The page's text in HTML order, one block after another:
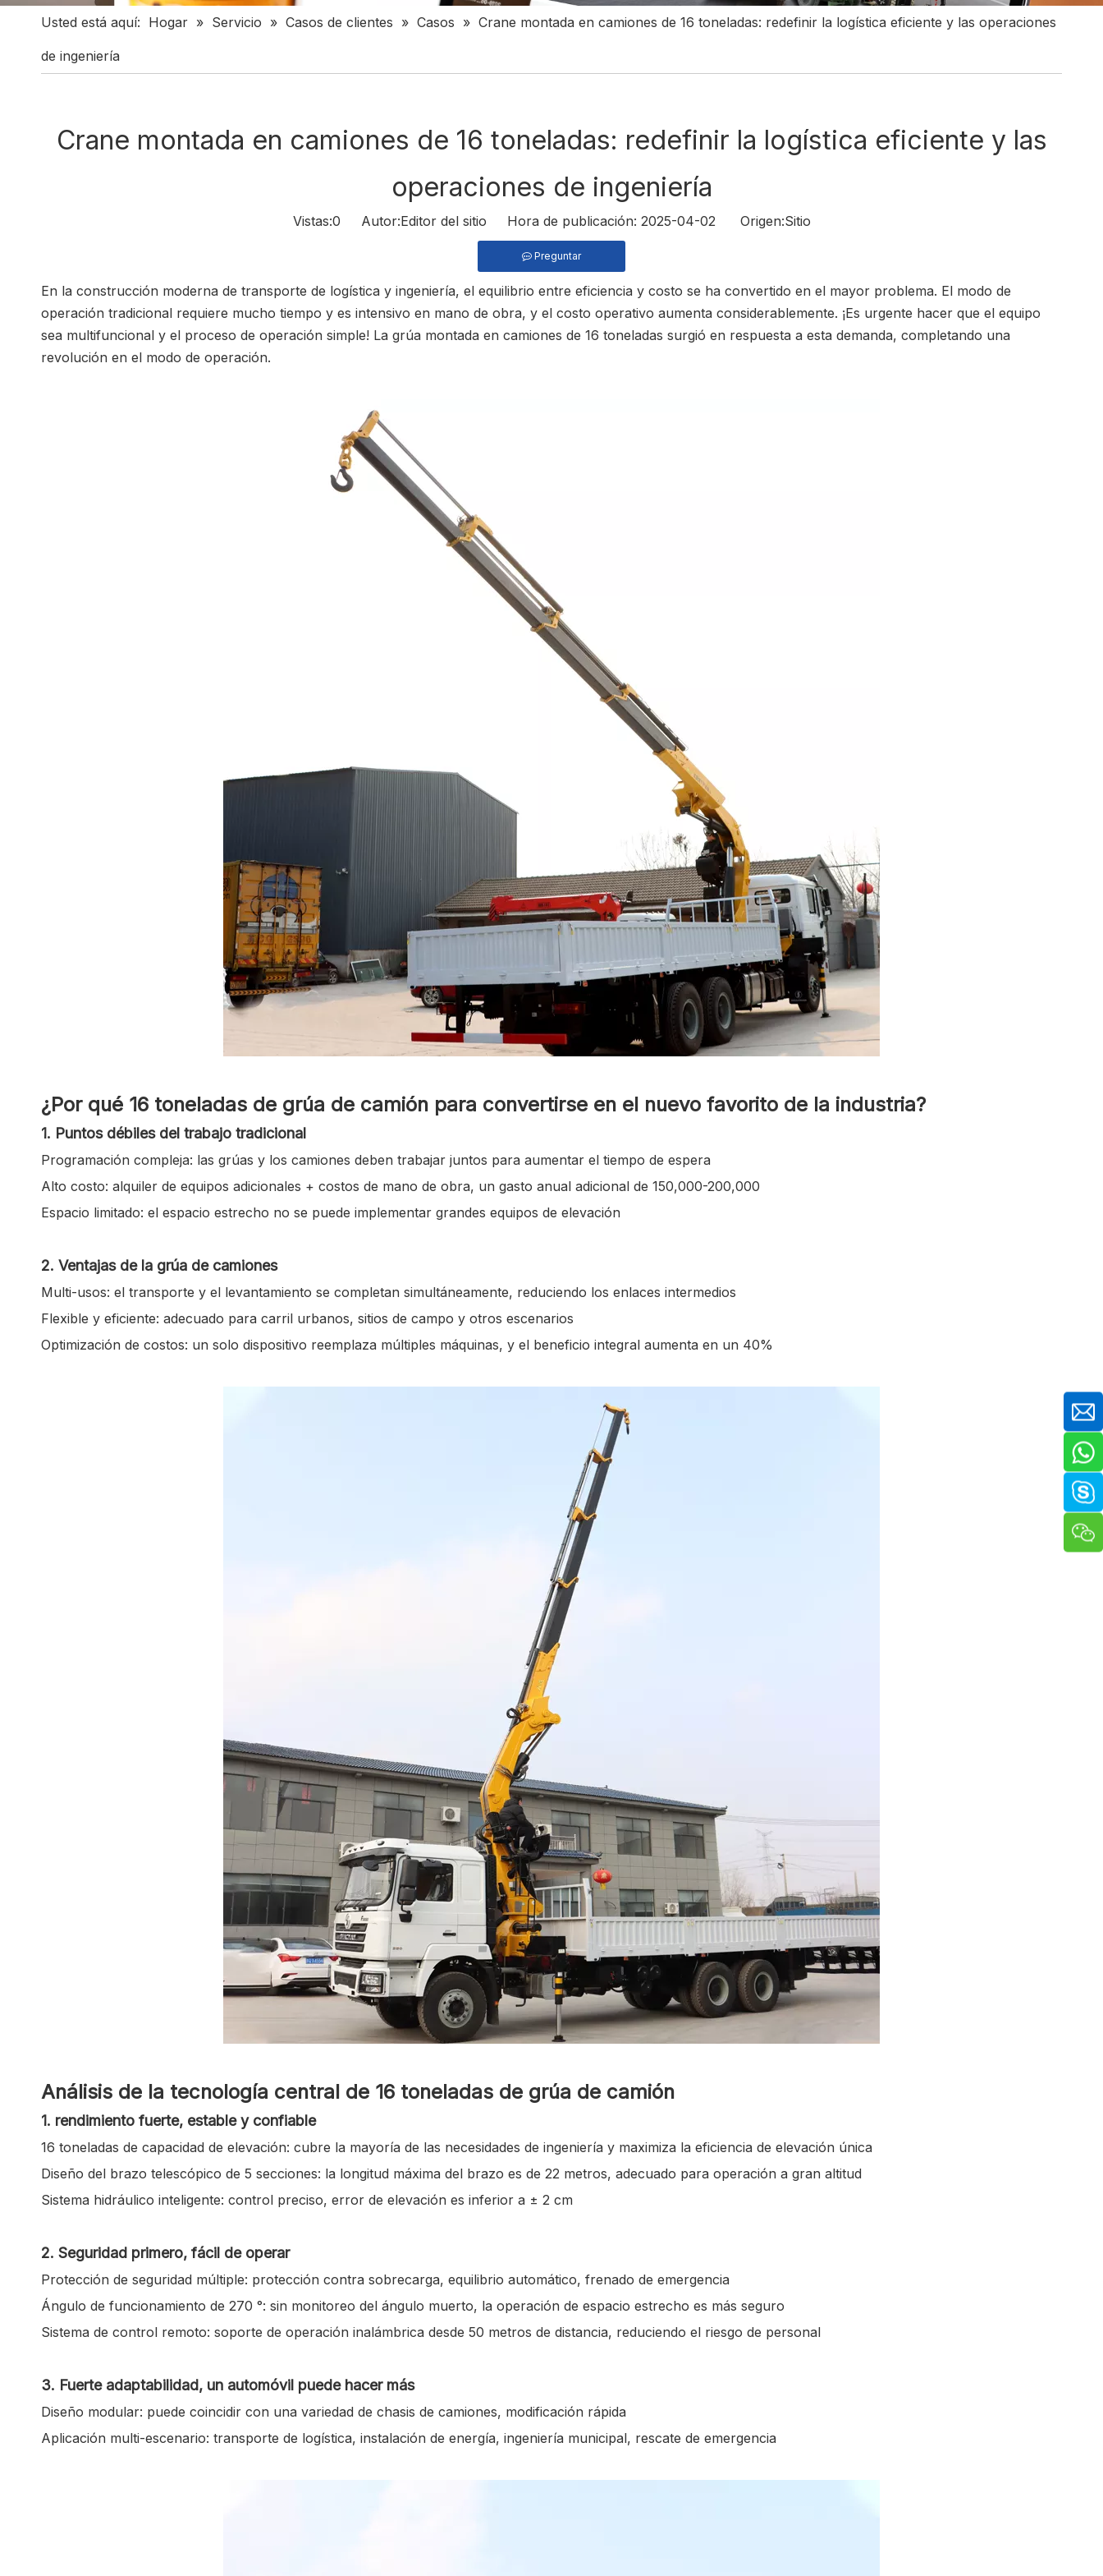
Usted está aquí: Hogar » Servicio » Casos de clientes » Casos » Crane montada en camiones de 16 toneladas: redefinir la logística eficiente y las operaciones
de ingeniería
Crane montada en camiones de 16 toneladas: redefinir la logística eficiente y las
operaciones de ingeniería
Vistas:0 Autor:Editor del sitio Hora de publicación: 2025-04-02 Origen:Sitio
Preguntar
En la construcción moderna de transporte de logística y ingeniería, el equilibrio entre eficiencia y costo se ha convertido en el mayor problema. El modo de
operación tradicional requiere mucho tiempo y es intensivo en mano de obra, y el costo operativo aumenta considerablemente. ¡Es urgente hacer que el equipo
sea multifuncional y el proceso de operación simple! La grúa montada en camiones de 16 toneladas surgió en respuesta a esta demanda, completando una
revolución en el modo de operación.
¿Por qué 16 toneladas de grúa de camión para convertirse en el nuevo favorito de la industria?
1. Puntos débiles del trabajo tradicional
Programación compleja: las grúas y los camiones deben trabajar juntos para aumentar el tiempo de espera
Alto costo: alquiler de equipos adicionales + costos de mano de obra, un gasto anual adicional de 150,000-200,000
Espacio limitado: el espacio estrecho no se puede implementar grandes equipos de elevación
2. Ventajas de la grúa de camiones
Multi-usos: el transporte y el levantamiento se completan simultáneamente, reduciendo los enlaces intermedios
Flexible y eficiente: adecuado para carril urbanos, sitios de campo y otros escenarios
Optimización de costos: un solo dispositivo reemplaza múltiples máquinas, y el beneficio integral aumenta en un 40%
Análisis de la tecnología central de 16 toneladas de grúa de camión
1. rendimiento fuerte, estable y confiable
16 toneladas de capacidad de elevación: cubre la mayoría de las necesidades de ingeniería y maximiza la eficiencia de elevación única
Diseño del brazo telescópico de 5 secciones: la longitud máxima del brazo es de 22 metros, adecuado para operación a gran altitud
Sistema hidráulico inteligente: control preciso, error de elevación es inferior a ± 2 cm
2. Seguridad primero, fácil de operar
Protección de seguridad múltiple: protección contra sobrecarga, equilibrio automático, frenado de emergencia
Ángulo de funcionamiento de 270 °: sin monitoreo del ángulo muerto, la operación de espacio estrecho es más seguro
Sistema de control remoto: soporte de operación inalámbrica desde 50 metros de distancia, reduciendo el riesgo de personal
3. Fuerte adaptabilidad, un automóvil puede hacer más
Diseño modular: puede coincidir con una variedad de chasis de camiones, modificación rápida
Aplicación multi-escenario: transporte de logística, instalación de energía, ingeniería municipal, rescate de emergencia